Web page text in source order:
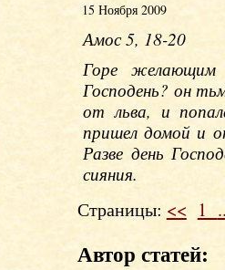
15 Ноября 2009
Амос 5, 18-20
Горе
Господень? он
от льва, и
пришел домой и
Разве день
сияния.
Страницы: << 1
Автор статей: